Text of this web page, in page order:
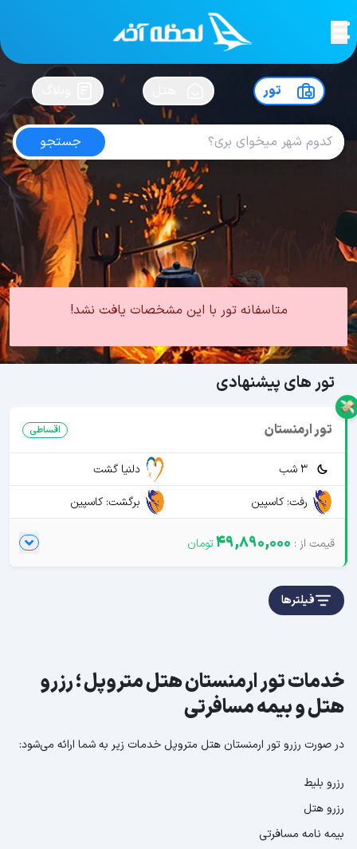
لحظه آخرسفرت رو بساز !
تور
جستجو
تور ارمنستان هتل متروپل
4.6 از5| از100 کاربر
تور ارمنستان
تور ارمنستان هتل 4 ستاره
متاسفانه تور با این مشخصات یافت نشد!
تور های پیشنهادی
تور ارمنستان اقساطی
3 شب
دلنیا گشت
رفت: کاسپین
برگشت: کاسپین
49,890,000
فیلترها
خدمات تور ارمنستان هتل متروپل ؛ رزرو
هتل و بیمه مسافرتی
در صورت رزرو تور ارمنستان هتل متروپل خدمات زیر به شما ارائه می‌شود:
رزرو بلیط
رزرو هتل
بیمه نامه مسافرتی